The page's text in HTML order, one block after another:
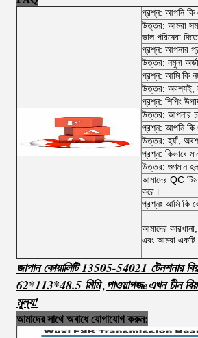
প্রশ্ন: আপনি কি
উত্তর: আমরা
ভাল পরিষেবা
প্রশ্ন: আপনার
উত্তর: নমুনা
প্রশ্ন: আমি কি
উত্তর: অবশ্যই,
প্রশ্ন: শিপিং
উত্তর: আপনার
প্রশ্ন: আপনি কি
উত্তর: হ্যাঁ,
প্রশ্ন: কিভাবে
উত্তর: গুণমান হল
আমাদের QC টিম
করে।
প্রশ্নঃ আমি কি
আমাদের
এবং আমরা একটি
জাপান কোয়ালিটি 13505-54021 টেনশনার
62*113*48.5 মিমি,পাওয়াগজeএখন চীন
মূল্য!
আমাদের সাথে অবাধে যোগাযোগ করুন: